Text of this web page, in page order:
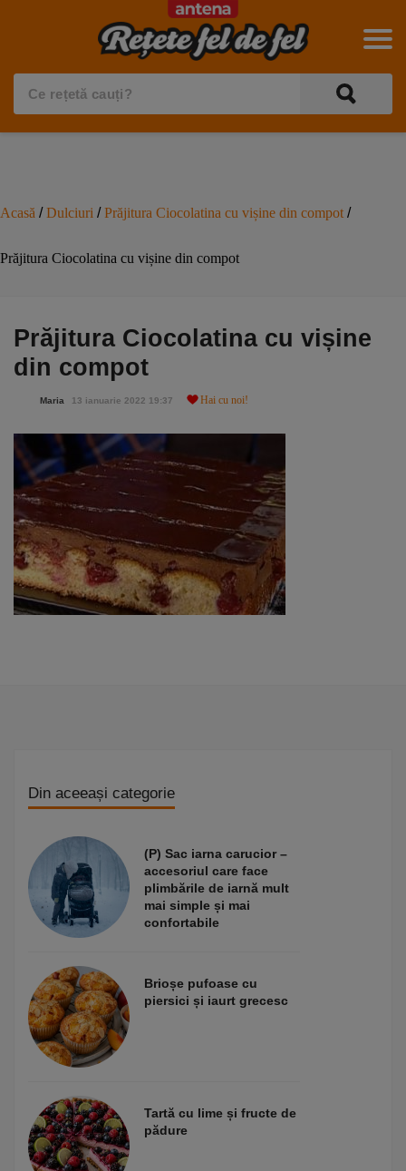
Acasă /Dulciuri /Prăjitura Ciocolatina cu vișine din compot /
Prăjitura Ciocolatina cu vișine din compot
Prăjitura Ciocolatina cu vișine
din compot
Maria 13 ianuarie 2022 19:37 Hai cu noi!
Din aceeași categorie
(P) Sac iarna carucior –
accesoriul care face
plimbările de iarnă mult
mai simple și mai
confortabile
Brioșe pufoase cu
piersici și iaurt grecesc
Tartă cu lime și fructe de
pădure